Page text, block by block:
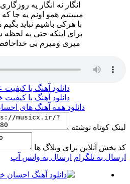
انگار نه انگار یه
میبینیم همو اونم یه جا
با هرکی باشیم نباید
برای اینکه حتی یه لحظه
میری ومیرم بی
دانلود آهنگ با کیفیت
دانلود آهنگ با کیفیت
دانلود همه آهنگ های
لینک کوتاه نوشته
کد پخش آنلاین برای وبلاگ ها
ارسال به تلگرام ارسال به واتس آپ